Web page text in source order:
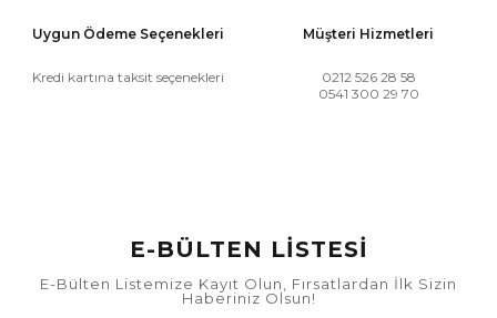
Uygun Ödeme Seçenekleri
Kredi kartına taksit seçenekleri
Müşteri Hizmetleri
0212 526 28 58
0541 300 29 70
E-BÜLTEN LİSTESİ
E-Bülten Listemize Kayıt Olun, Fırsatlardan İlk Sizin
Haberiniz Olsun!